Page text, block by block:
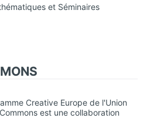
et Séminaires
Creative Europe de l'Union
est une collaboration